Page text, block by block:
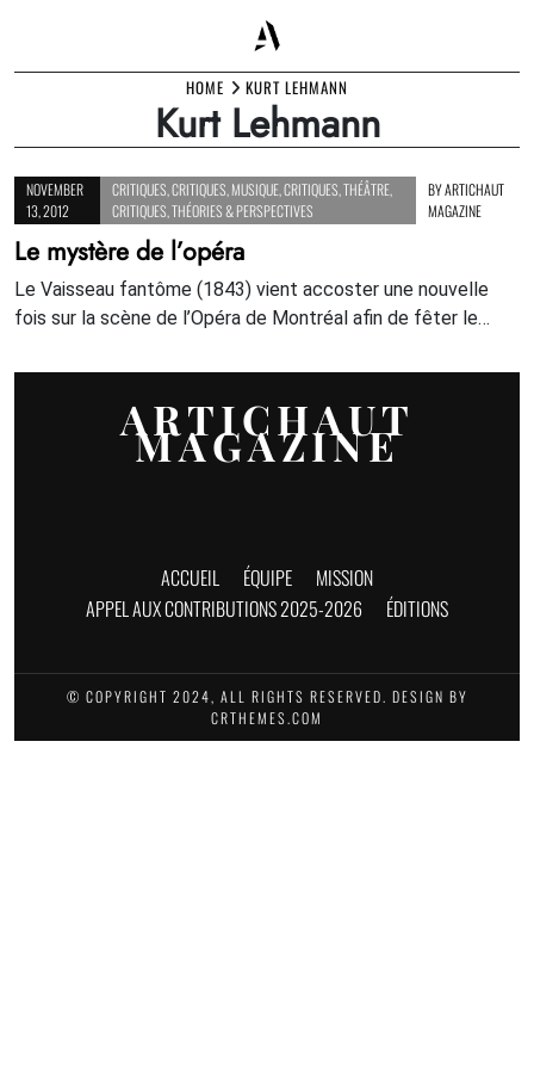
content
HOME KURT LEHMANN
Kurt Lehmann
NOVEMBER
13, 2012
CRITIQUES CRITIQUES MUSIQUE, CRITIQUES THÉÂTRE,
CRITIQUES THÉORIES & PERSPECTIVES
BYARTICHAUT
MAGAZINE
Le mystère de l’opéra
Le Vaisseau fantôme (1843) vient accoster une nouvelle
fois sur la scène de l’Opéra de Montréal afin de fêter le…
ARTICHAUT
MAGAZINE
ACCUEIL ÉQUIPE
MISSION
APPEL AUX CONTRIBUTIONS 2025-2026
ÉDITIONS
© COPYRIGHT 2024, ALL RIGHTS RESERVED. DESIGN BY
CRTHEMES.COM